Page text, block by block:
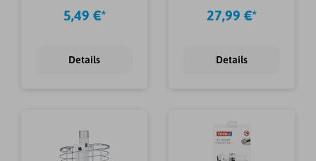
5,49 €*
Details
27,99 €*
Details